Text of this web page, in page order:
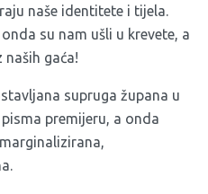
naše identitete i tijela.
su nam ušli u krevete, a
naših gaća!
supruga župana u
premijeru, a onda